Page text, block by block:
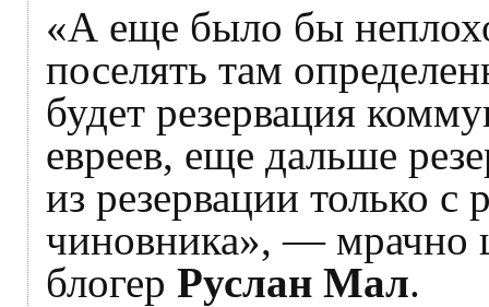
«А еще было бы
поселять там
будет резервация
евреев, еще дальше
из резервации только с
чиновника», — мрачно
блогер Руслан Мал.